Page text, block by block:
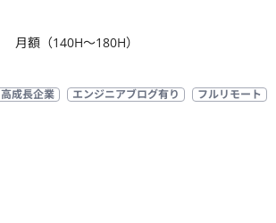
月額（140H〜180H）
高成長企業 エンジニアブログ有り フルリモート